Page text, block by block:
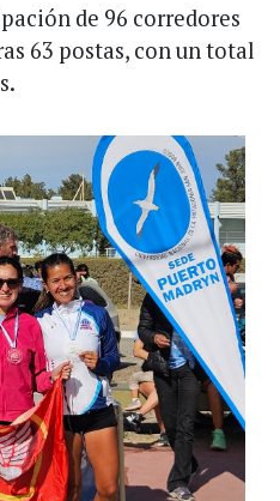
de 96 corredores
63 postas, con un total